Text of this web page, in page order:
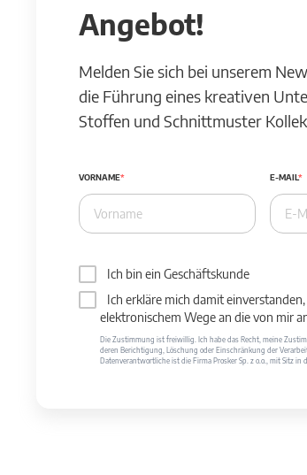
Angebot!
Melden Sie sich bei unserem
die Führung eines kreativen
Stoffen und Schnittmuster
VORNAME E-MAIL
Ich bin ein Geschäftskunde
Ich erkläre mich damit
elektronischem Wege an die von mir
Die Zustimmung ist freiwillig. Ich habe das Recht, meine
deren Berichtigung, Löschung oder Einschränkung der
Datenverantwortliche ist die Firma Prosker Sp. z o.o., mit Sitz